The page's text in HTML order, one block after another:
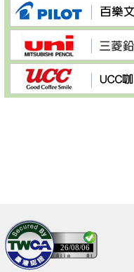
26/08/06